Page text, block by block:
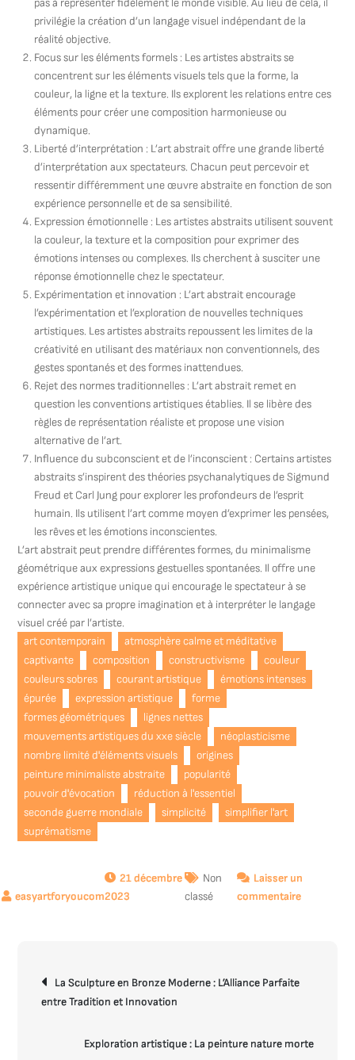
pas à représenter fidèlement le monde visible. Au lieu de cela, il
privilégie la création d’un langage visuel indépendant de la
réalité objective.
Focus sur les éléments formels : Les artistes abstraits se
concentrent sur les éléments visuels tels que la forme, la
couleur, la ligne et la texture. Ils explorent les relations entre ces
éléments pour créer une composition harmonieuse ou
dynamique.
Liberté d’interprétation : L’art abstrait offre une grande liberté
d’interprétation aux spectateurs. Chacun peut percevoir et
ressentir différemment une œuvre abstraite en fonction de son
expérience personnelle et de sa sensibilité.
Expression émotionnelle : Les artistes abstraits utilisent souvent
la couleur, la texture et la composition pour exprimer des
émotions intenses ou complexes. Ils cherchent à susciter une
réponse émotionnelle chez le spectateur.
Expérimentation et innovation : L’art abstrait encourage
l’expérimentation et l’exploration de nouvelles techniques
artistiques. Les artistes abstraits repoussent les limites de la
créativité en utilisant des matériaux non conventionnels, des
gestes spontanés et des formes inattendues.
Rejet des normes traditionnelles : L’art abstrait remet en
question les conventions artistiques établies. Il se libère des
règles de représentation réaliste et propose une vision
alternative de l’art.
Influence du subconscient et de l’inconscient : Certains artistes
abstraits s’inspirent des théories psychanalytiques de Sigmund
Freud et Carl Jung pour explorer les profondeurs de l’esprit
humain. Ils utilisent l’art comme moyen d’exprimer les pensées,
les rêves et les émotions inconscientes.
L’art abstrait peut prendre différentes formes, du minimalisme
géométrique aux expressions gestuelles spontanées. Il offre une
expérience artistique unique qui encourage le spectateur à se
connecter avec sa propre imagination et à interpréter le langage
visuel créé par l’artiste.
art contemporain
atmosphère calme et méditative
captivante
composition constructivisme
couleur
couleurs sobres
courant artistique
émotions intenses
épurée
expression artistique
forme
formes géométriques
lignes nettes
mouvements artistiques du xxe siècle
néoplasticisme
nombre limité d'éléments visuels
origines
peinture minimaliste abstraite
popularité
pouvoir d'évocation
réduction à l'essentiel
seconde guerre mondiale
simplicité
simplifier l'art
suprématisme
21 décembre
2023
Non
classé
Laisser un
commentairesur
de
l’article
La Sculpture en Bronze Moderne : L’Alliance Parfaite
entre Tradition et Innovation
Exploration artistique : La peinture nature morte